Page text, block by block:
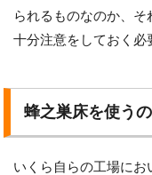
られるものなのか、
十分注意をしておく必
蜂之巣床を使う
いくら自らの工場に